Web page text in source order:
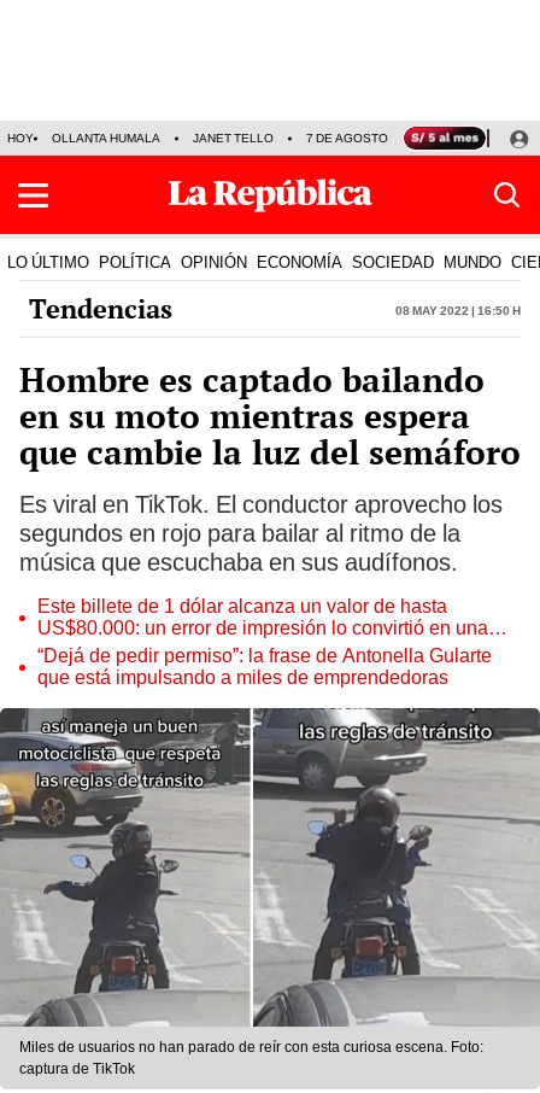
HOY OLLANTA HUMALA JANET TELLO 7 DE AGOSTO TINKA RESULTADOS
LO ÚLTIMO POLÍTICA OPINIÓN ECONOMÍA SOCIEDAD MUNDO
Tendencias 08 May 2022 | 16:50 h
Hombre es captado bailando
en su moto mientras espera
que cambie la luz del semáforo
Es viral en TikTok. El conductor aprovecho los
segundos en rojo para bailar al ritmo de la
música que escuchaba en sus audífonos.
Este billete de 1 dólar alcanza un valor de hasta
US$80.000: un error de impresión lo convirtió en una
pieza única que hoy buscan coleccionistas de todo el
mundo
“Dejá de pedir permiso”: la frase de Antonella Gularte
que está impulsando a miles de emprendedoras
Miles de usuarios no han parado de reír con esta curiosa escena. Foto:
captura de TikTok